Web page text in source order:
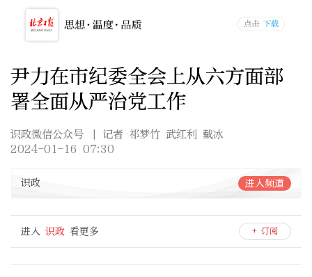
尹力在市纪委全会上从六方面部
署全面从严治党工作
识政微信公众号
| 记者 祁梦竹 武红利 戴冰
2024-01-16 07:30
识政 进入频道
进入 识政 看更多 + 订阅